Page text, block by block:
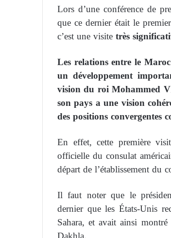
Lors d’une conférence de
que ce dernier était le
c’est une visitetrès
Les relations entre le
un développement
vision du roi Mohammed
son pays a une vision
des positions
En effet, cette première
officielle du consulat
départ de l’établissement du
Il faut noter que le
dernier que les États-Unis
Sahara, et avait ainsi